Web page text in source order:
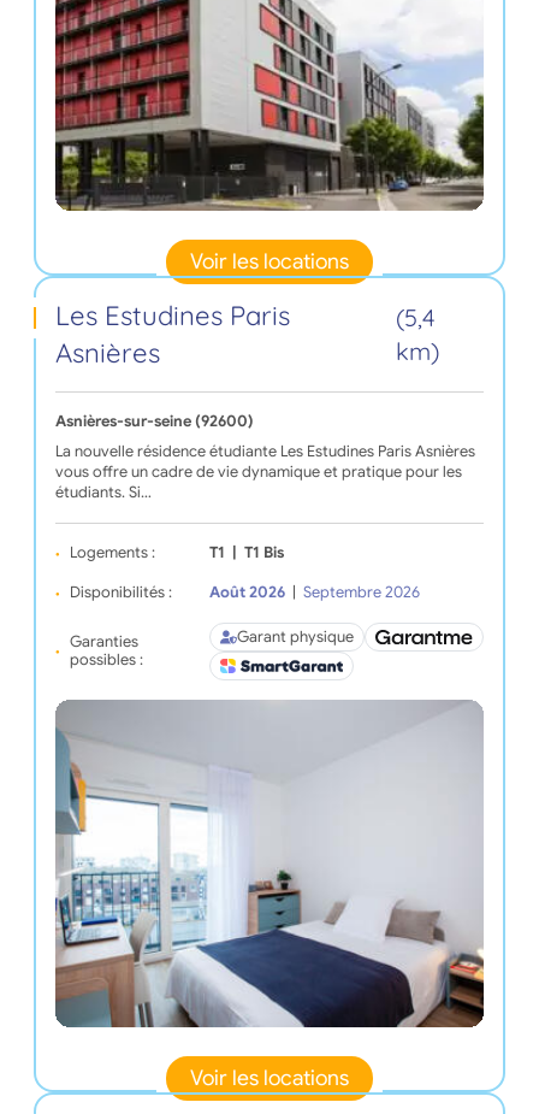
Voir les locations
Les Estudines Paris
Asnières
(5,4
km)
Asnières-sur-seine (92600)
La nouvelle résidence étudiante Les Estudines Paris Asnières
vous offre un cadre de vie dynamique et pratique pour les
étudiants. Si…
Logements : T1 T1 Bis
Disponibilités : Août 2026 Septembre 2026
Garanties
possibles :
Garant physique
Voir les locations